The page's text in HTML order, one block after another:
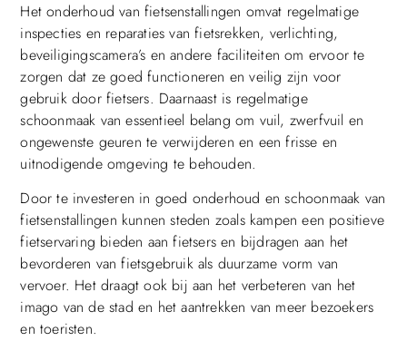
Het onderhoud van fietsenstallingen omvat regelmatige
inspecties en reparaties van fietsrekken, verlichting,
beveiligingscamera’s en andere faciliteiten om ervoor te
zorgen dat ze goed functioneren en veilig zijn voor
gebruik door fietsers. Daarnaast is regelmatige
schoonmaak van essentieel belang om vuil, zwerfvuil en
ongewenste geuren te verwijderen en een frisse en
uitnodigende omgeving te behouden.
Door te investeren in goed onderhoud en schoonmaak van
fietsenstallingen kunnen steden zoals kampen een positieve
fietservaring bieden aan fietsers en bijdragen aan het
bevorderen van fietsgebruik als duurzame vorm van
vervoer. Het draagt ook bij aan het verbeteren van het
imago van de stad en het aantrekken van meer bezoekers
en toeristen.